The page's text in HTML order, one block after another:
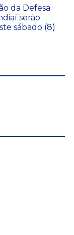
da Defesa
serão
sábado (8)